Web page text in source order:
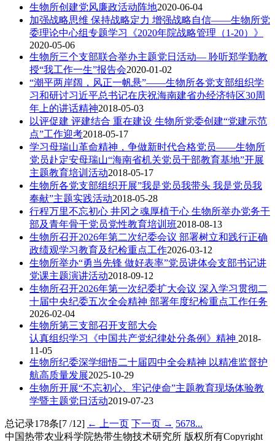
生物所创建党风廉政活动阵地2020-06-04
加强战略思维 保持战略定力 增强战略自信——生物所党
委理论中心组专题学习《2020年院战略管理（1-20）》
2020-05-06
生物所三个支部联合举办主题党日活动— 聆听郑学勤教
授“我工作一生”报告会2020-01-02
“潮平两岸阔，风正一帆悬”——生物所各党支部组织学
习和研讨习近平总书记在庆祝海南建省办经济特区30周
年上的讲话精神2018-05-03
以评促建 评建结合 重在建设 生物所党委创建“党建示范
点”工作迎考2018-05-17
学习母瑞山革命精神，争做新时代合格党员——生物所
党员赴定安母瑞山“海南省机关党员干部教育基地”开展
主题教育培训活动2018-05-17
生物所各党支部组织开展”我是党员我带头 我是党员我
奉献”主题实践活动2018-05-28
行程万里不忘初心 井冈之魂厚植于心 生物所举办党务干
部及青年骨干党员党性教育培训班2018-08-13
生物所召开2026年第二次纪委会议 部署树立和践行正确
政绩观学习教育及纪检重点工作2026-03-12
生物所举办“勇当先锋 做好表率”党员讲体会支部书记讲
党课主题演讲活动2018-09-12
生物所召开2026年第一次纪委扩大会议 深入学习贯彻二
十届中央纪委五次全会精神 部署年度纪检重点工作任务
2026-02-04
生物所第三支部召开支部大会
认真组织学习《中国共产党纪律处分条例》精神 2018-
11-05
生物所纪委深学细悟二十届四中全会精神 以精准监督护
航高质量发展2025-10-29
生物所开展“不忘初心、牢记使命”主题教育现场体验教
学暨主题党日活动2019-07-23
总记录178条[7 /12] ← 上一页 下一页 → 5678...
中国热带农业科学院热带生物技术研究所 版权所有Copyright